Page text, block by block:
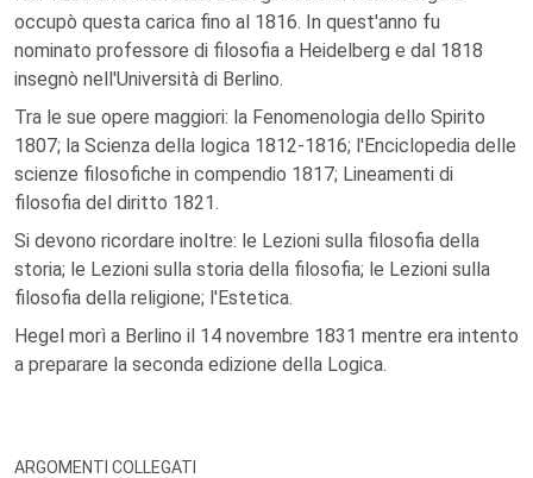
occupò questa carica fino al 1816. In quest'anno fu
nominato professore di filosofia a Heidelberg e dal 1818
insegnò nell'Università di Berlino.
Tra le sue opere maggiori: la Fenomenologia dello Spirito
1807; la Scienza della logica 1812-1816; l'Enciclopedia delle
scienze filosofiche in compendio 1817; Lineamenti di
filosofia del diritto 1821.
Si devono ricordare inoltre: le Lezioni sulla filosofia della
storia; le Lezioni sulla storia della filosofia; le Lezioni sulla
filosofia della religione; l'Estetica.
Hegel morì a Berlino il 14 novembre 1831 mentre era intento
a preparare la seconda edizione della Logica.
ARGOMENTI COLLEGATI